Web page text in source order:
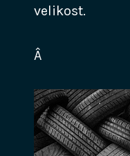
velikost.
Â